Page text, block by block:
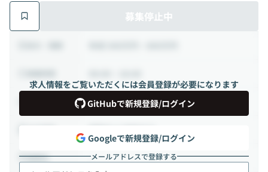
募集停止中
求人情報をご覧いただくには会員登録が必要になります
GitHubで新規登録/ログイン
Googleで新規登録/ログイン
メールアドレスで登録する
正社員
勤務地 -